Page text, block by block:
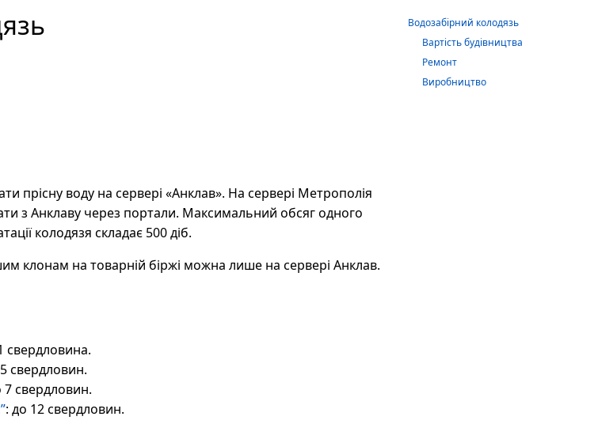
прісну воду на сервері «Анклав». На сервері Метрополія
з Анклаву через портали. Максимальний обсяг одного
колодязя складає 500 діб.
клонам на товарній біржі можна лише на сервері Анклав.
свердловина.
свердловин.
7 свердловин.
: до 12 свердловин.
Водозабірний колодязь
Вартість будівництва
Ремонт
Виробництво